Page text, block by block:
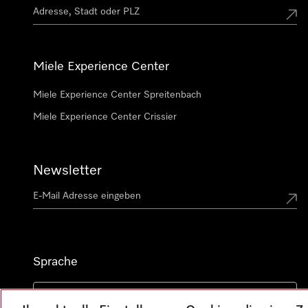
Miele Experience Center
Miele Experience Center Spreitenbach
Miele Experience Center Crissier
Newsletter
Sprache